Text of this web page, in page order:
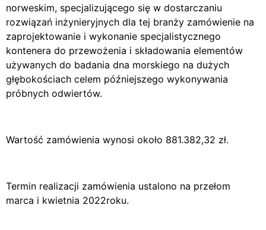
norweskim, specjalizującego się w dostarczaniu
rozwiązań inżynieryjnych dla tej branży zamówienie na
zaprojektowanie i wykonanie specjalistycznego
kontenera do przewożenia i składowania elementów
używanych do badania dna morskiego na dużych
głębokościach celem późniejszego wykonywania
próbnych odwiertów.
Wartość zamówienia wynosi około 881.382,32 zł.
Termin realizacji zamówienia ustalono na przełom
marca i kwietnia 2022roku.